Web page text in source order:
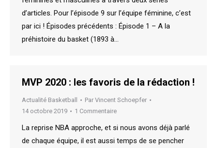
d’articles. Pour l’épisode 9 sur l’équipe féminine, c’est
par ici ! Épisodes précédents : Épisode 1 – A la
préhistoire du basket (1893 à…
MVP 2020 : les favoris de la rédaction !
Actualité Basketball Par Vincent Schoepfer
14 octobre 2019
1 Commentaire
La reprise NBA approche, et si nous avons déjà parlé
de chaque équipe, il est aussi temps de se pencher